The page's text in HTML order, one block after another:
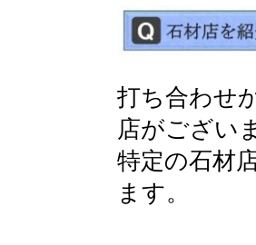
打ち合わせ
店がござい
特定の石材
ます。